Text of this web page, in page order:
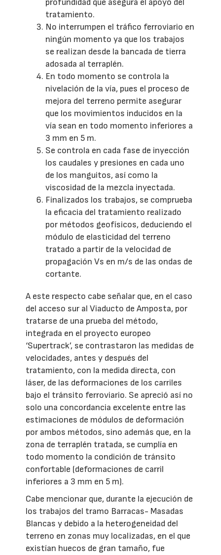
profundidad que asegura el apoyo del
tratamiento.
No interrumpen el tráfico ferroviario en
ningún momento ya que los trabajos
se realizan desde la bancada de tierra
adosada al terraplén.
En todo momento se controla la
nivelación de la vía, pues el proceso de
mejora del terreno permite asegurar
que los movimientos inducidos en la
vía sean en todo momento inferiores a
3 mm en 5 m.
Se controla en cada fase de inyección
los caudales y presiones en cada uno
de los manguitos, así como la
viscosidad de la mezcla inyectada.
Finalizados los trabajos, se comprueba
la eficacia del tratamiento realizado
por métodos geofísicos, deduciendo el
módulo de elasticidad del terreno
tratado a partir de la velocidad de
propagación Vs en m/s de las ondas de
cortante.
A este respecto cabe señalar que, en el caso
del acceso sur al Viaducto de Amposta, por
tratarse de una prueba del método,
integrada en el proyecto europeo
‘Supertrack’, se contrastaron las medidas de
velocidades, antes y después del
tratamiento, con la medida directa, con
láser, de las deformaciones de los carriles
bajo el tránsito ferroviario. Se apreció así no
solo una concordancia excelente entre las
estimaciones de módulos de deformación
por ambos métodos, sino además que, en la
zona de terraplén tratada, se cumplía en
todo momento la condición de tránsito
confortable (deformaciones de carril
inferiores a 3 mm en 5 m).
Cabe mencionar que, durante la ejecución de
los trabajos del tramo Barracas- Masadas
Blancas y debido a la heterogeneidad del
terreno en zonas muy localizadas, en el que
existían huecos de gran tamaño, fue